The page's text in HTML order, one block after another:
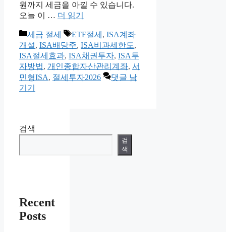
원까지 세금을 아낄 수 있습니다.
오늘 이 … 더 읽기
카
테
고
리
세금 절세
태
그
ETF절세 , ISA계좌
개설, ISA배당주, ISA비과세한도,
ISA절세효과, ISA채권투자, ISA투
자방법, 개인종합자산관리계좌, 서
민형ISA, 절세투자2026
댓글 남
기기
검색
검
색
Recent
Posts